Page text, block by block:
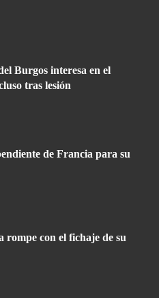
Burgos interesa en el
tras lesión
de Francia para su
rompe con el fichaje de su